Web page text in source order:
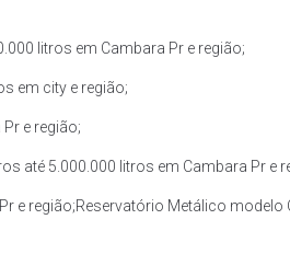
litros em Cambara Pr e região;
em city e região;
e região;
até 5.000.000 litros em Cambara Pr e
região;Reservatório Metálico